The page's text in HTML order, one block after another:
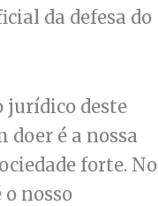
da defesa do
jurídico deste
doer é a nossa
forte. No
nosso